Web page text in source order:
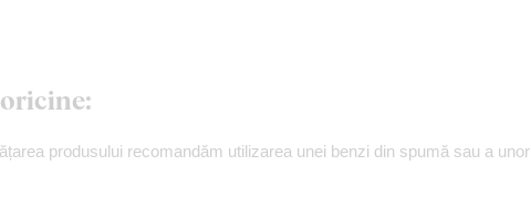
produsului recomandăm utilizarea unei benzi din spumă sau a unor